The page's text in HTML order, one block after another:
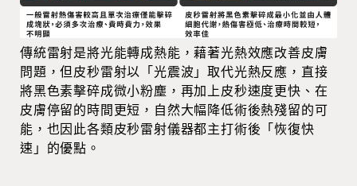
傳統雷射是將光能轉成熱能，藉著光熱效應改善皮膚
問題，但皮秒雷射以「光震波」取代光熱反應，直接
將黑色素擊碎成微小粉塵，再加上皮秒速度更快、在
皮膚停留的時間更短，自然大幅降低術後熱殘留的可
能，也因此各類皮秒雷射儀器都主打術後「恢復快
速」的優點。